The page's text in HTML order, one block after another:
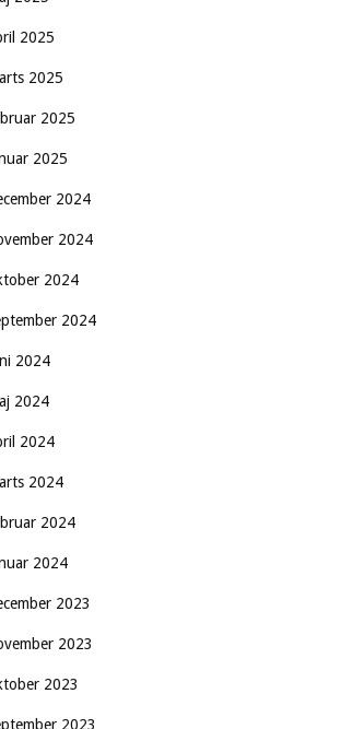
2025
2025
2025
2025
2024
2024
2024
2024
2024
2024
2024
2024
2024
2024
2023
2023
2023
2023